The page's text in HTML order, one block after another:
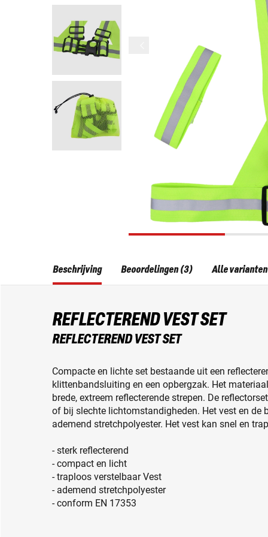
Beschrijving
REFLECTEREND VEST SET
REFLECTEREND VEST SET
Compacte en lichte set bestaande uit een
klittenbandsluiting en een opbergzak. Het
brede, extreem reflecterende strepen. De
of bij slechte lichtomstandigheden. Het vest en de
ademend stretchpolyester. Het vest kan snel en
- sterk reflecterend
- compact en licht
- traploos verstelbaar Vest
- ademend stretchpolyester
- conform EN 17353
Beoordelingen (3) Alle varianten